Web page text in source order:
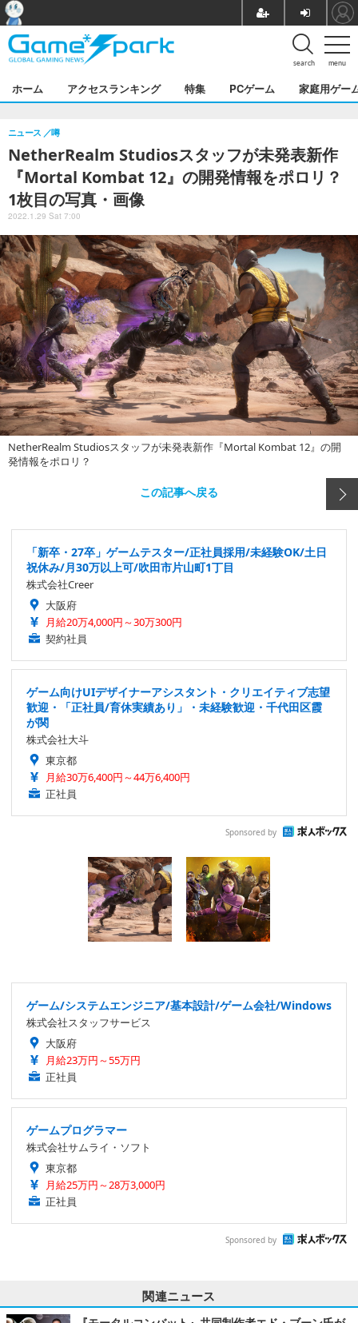
menu
search
ホーム アクセスランキング 特集 PCゲーム 家庭用ゲー
NetherRealm Studiosスタッフが未発表新作
『Mortal Kombat 12』の開発情報をポロリ？
1枚目の写真・画像
ニュース 噂
2022.1.29 Sat 7:00
NetherRealm Studiosスタッフが未発表新作『Mortal Kombat 12』の開
発情報をポロリ？
この記事へ戻る
「新卒・27卒」ゲームテスター/正社員採用/未経験OK/土日
祝休み/月30万以上可/吹田市片山町1丁目
株式会社Creer
大阪府
月給20万4,000円～30万300円
契約社員
ゲーム向けUIデザイナーアシスタント・クリエイティブ志望
歓迎・「正社員/育休実績あり」・未経験歓迎・千代田区霞
が関
株式会社大斗
東京都
月給30万6,400円～44万6,400円
正社員
Sponsored by
ゲーム/システムエンジニア/基本設計/ゲーム会社/Windows
株式会社スタッフサービス
大阪府
月給23万円～55万円
正社員
ゲームプログラマー
株式会社サムライ・ソフト
東京都
月給25万円～28万3,000円
正社員
Sponsored by
関連ニュース